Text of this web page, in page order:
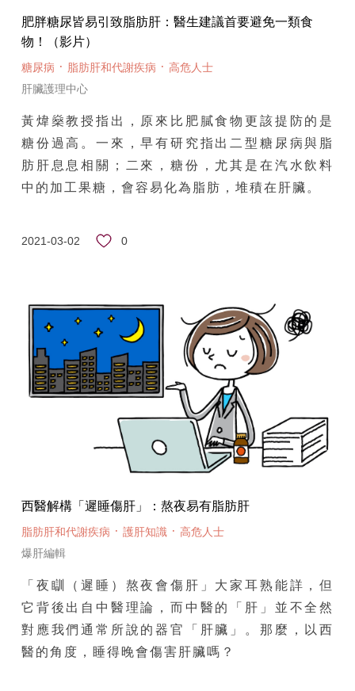
肥胖糖尿皆易引致脂肪肝：醫生建議首要避免一類食
物！（影片）
糖尿病 · 脂肪肝和代謝疾病 · 高危人士
肝臟護理中心
黃煒燊教授指出，原來比肥膩食物更該提防的是
糖份過高。一來，早有研究指出二型糖尿病與脂
肪肝息息相關；二來，糖份，尤其是在汽水飲料
中的加工果糖，會容易化為脂肪，堆積在肝臟。
2021-03-02 0
西醫解構「遲睡傷肝」：熬夜易有脂肪肝
脂肪肝和代謝疾病 · 護肝知識· 高危人士
爆肝編輯
「夜瞓（遲睡）熬夜會傷肝」大家耳熟能詳，但
它背後出自中醫理論，而中醫的「肝」並不全然
對應我們通常所說的器官「肝臟」。那麼，以西
醫的角度，睡得晚會傷害肝臟嗎？